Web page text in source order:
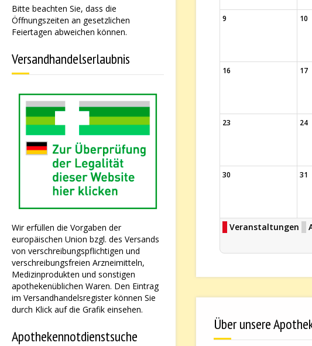
Bitte beachten Sie, dass die
Öffnungszeiten an gesetzlichen
Feiertagen abweichen können.
Versandhandelserlaubnis
Wir erfüllen die Vorgaben der
europäischen Union bzgl. des Versands
von verschreibungspflichtigen und
verschreibungsfreien Arzneimitteln,
Medizinprodukten und sonstigen
apothekenüblichen Waren. Den Eintrag
im Versandhandelsregister können Sie
durch Klick auf die Grafik einsehen.
Apothekennotdienstsuche
9 10
16 17
23 24
30 31
Veranstaltungen
Über unsere